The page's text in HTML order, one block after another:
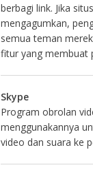
berbagi link. Jika
mengagumkan,
semua teman
fitur yang membuat
Skype
Program obrolan
menggunakannya
video dan suara ke